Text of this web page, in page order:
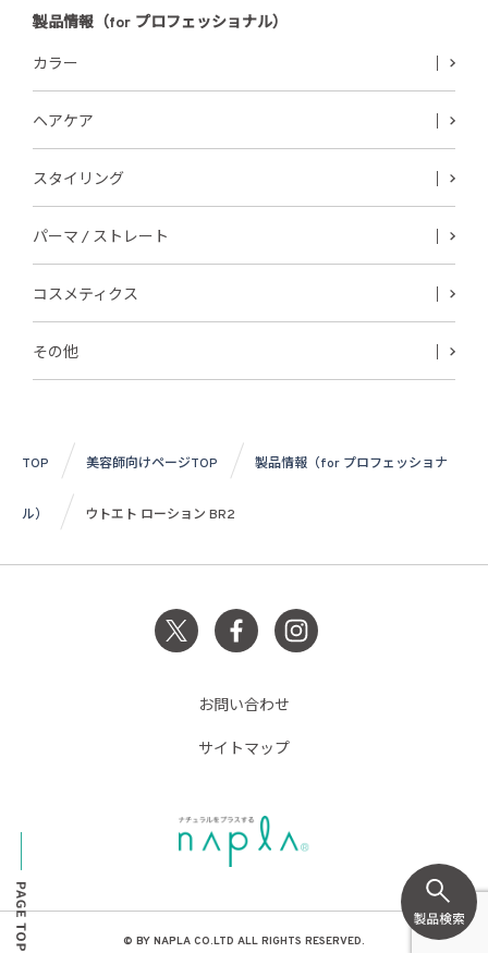
製品情報（for プロフェッショナル）
カラー
ヘアケア
スタイリング
パーマ / ストレート
コスメティクス
その他
TOP 美容師向けページTOP 製品情報（for プロフェッショナ
ル） ウトエト ローション BR2
お問い合わせ
サイトマップ
© BY NAPLA CO.LTD ALL RIGHTS RESERVED.